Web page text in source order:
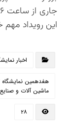
این رویداد مهم
اخبار
هفدهمین نمایشگاه
ماشین آلات و
۲۸